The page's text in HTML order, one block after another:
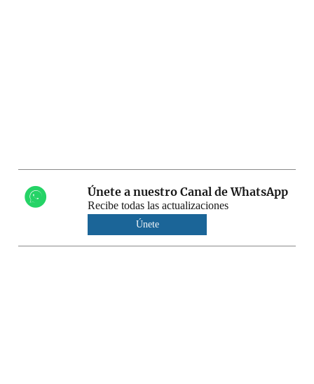
Únete a nuestro Canal de WhatsApp
Recibe todas las actualizaciones
Únete